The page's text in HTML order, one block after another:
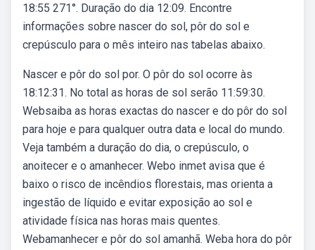
18:55 271°. Duração do dia 12:09. Encontre
informações sobre nascer do sol, pôr do sol e
crepúsculo para o mês inteiro nas tabelas abaixo.
Nascer e pôr do sol por. O pôr do sol ocorre às
18:12:31. No total as horas de sol serão 11:59:30.
Websaiba as horas exactas do nascer e do pôr do sol
para hoje e para qualquer outra data e local do mundo.
Veja também a duração do dia, o crepúsculo, o
anoitecer e o amanhecer. Webo inmet avisa que é
baixo o risco de incêndios florestais, mas orienta a
ingestão de líquido e evitar exposição ao sol e
atividade física nas horas mais quentes.
Webamanhecer e pôr do sol amanhã. Weba hora do pôr